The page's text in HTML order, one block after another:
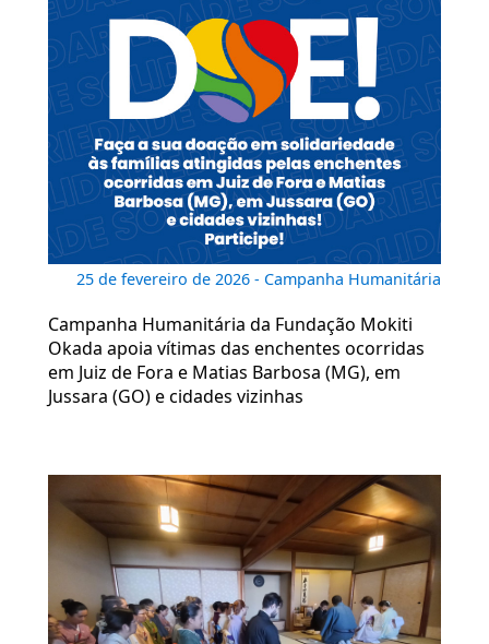
25 de fevereiro de 2026 - Campanha Humanitária
Campanha Humanitária da Fundação Mokiti
Okada apoia vítimas das enchentes ocorridas
em Juiz de Fora e Matias Barbosa (MG), em
Jussara (GO) e cidades vizinhas